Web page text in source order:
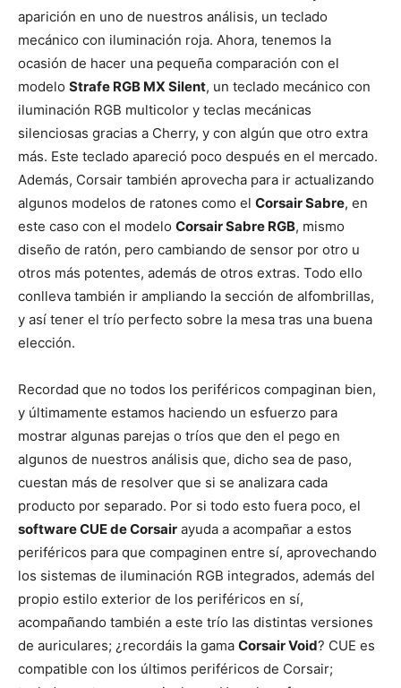
aparición en uno de nuestros análisis, un teclado
mecánico con iluminación roja. Ahora, tenemos la
ocasión de hacer una pequeña comparación con el
modelo Strafe RGB MX Silent, un teclado mecánico con
iluminación RGB multicolor y teclas mecánicas
silenciosas gracias a Cherry, y con algún que otro extra
más. Este teclado apareció poco después en el mercado.
Además, Corsair también aprovecha para ir actualizando
algunos modelos de ratones como el Corsair Sabre, en
este caso con el modelo Corsair Sabre RGB, mismo
diseño de ratón, pero cambiando de sensor por otro u
otros más potentes, además de otros extras. Todo ello
conlleva también ir ampliando la sección de alfombrillas,
y así tener el trío perfecto sobre la mesa tras una buena
elección.
Recordad que no todos los periféricos compaginan bien,
y últimamente estamos haciendo un esfuerzo para
mostrar algunas parejas o tríos que den el pego en
algunos de nuestros análisis que, dicho sea de paso,
cuestan más de resolver que si se analizara cada
producto por separado. Por si todo esto fuera poco, el
software CUE de Corsair ayuda a acompañar a estos
periféricos para que compaginen entre sí, aprovechando
los sistemas de iluminación RGB integrados, además del
propio estilo exterior de los periféricos en sí,
acompañando también a este trío las distintas versiones
de auriculares; ¿recordáis la gama Corsair Void? CUE es
compatible con los últimos periféricos de Corsair;